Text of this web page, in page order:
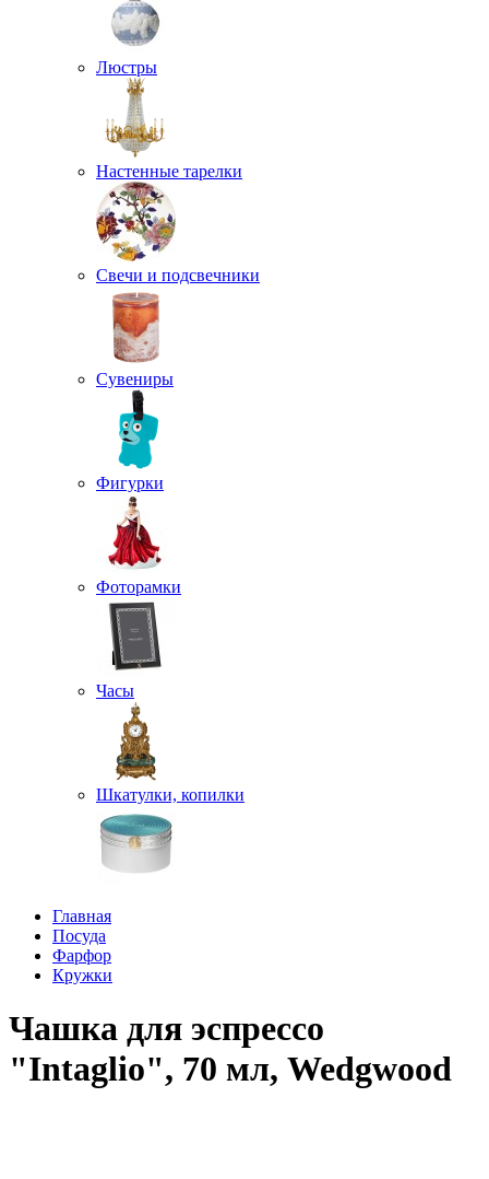
Люстры
Настенные тарелки
Свечи и подсвечники
Сувениры
Фигурки
Фоторамки
Часы
Шкатулки, копилки
Главная
Посуда
Фарфор
Кружки
Чашка для эспрессо
"Intaglio", 70 мл, Wedgwood